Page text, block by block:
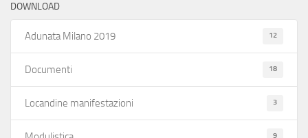
DOWNLOAD
Adunata Milano 2019 12
Documenti 18
Locandine manifestazioni 3
9